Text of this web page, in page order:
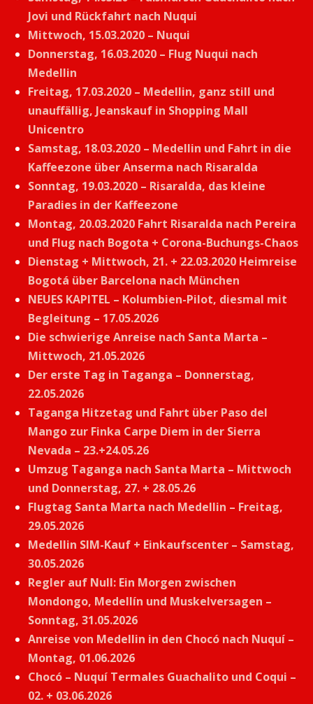
Jovi und Rückfahrt nach Nuqui
Mittwoch, 15.03.2020 – Nuqui
Donnerstag, 16.03.2020 – Flug Nuqui nach
Medellin
Freitag, 17.03.2020 – Medellin, ganz still und
unauffällig, Jeanskauf in Shopping Mall
Unicentro
Samstag, 18.03.2020 – Medellin und Fahrt in die
Kaffeezone über Anserma nach Risaralda
Sonntag, 19.03.2020 – Risaralda, das kleine
Paradies in der Kaffeezone
Montag, 20.03.2020 Fahrt Risaralda nach Pereira
und Flug nach Bogota + Corona-Buchungs-Chaos
Dienstag + Mittwoch, 21. + 22.03.2020 Heimreise
Bogotá über Barcelona nach München
NEUES KAPITEL – Kolumbien-Pilot, diesmal mit
Begleitung – 17.05.2026
Die schwierige Anreise nach Santa Marta –
Mittwoch, 21.05.2026
Der erste Tag in Taganga – Donnerstag,
22.05.2026
Taganga Hitzetag und Fahrt über Paso del
Mango zur Finka Carpe Diem in der Sierra
Nevada – 23.+24.05.26
Umzug Taganga nach Santa Marta – Mittwoch
und Donnerstag, 27. + 28.05.26
Flugtag Santa Marta nach Medellin – Freitag,
29.05.2026
Medellin SIM-Kauf + Einkaufscenter – Samstag,
30.05.2026
Regler auf Null: Ein Morgen zwischen
Mondongo, Medellín und Muskelversagen –
Sonntag, 31.05.2026
Anreise von Medellin in den Chocó nach Nuquí –
Montag, 01.06.2026
Chocó – Nuquí Termales Guachalito und Coqui –
02. + 03.06.2026